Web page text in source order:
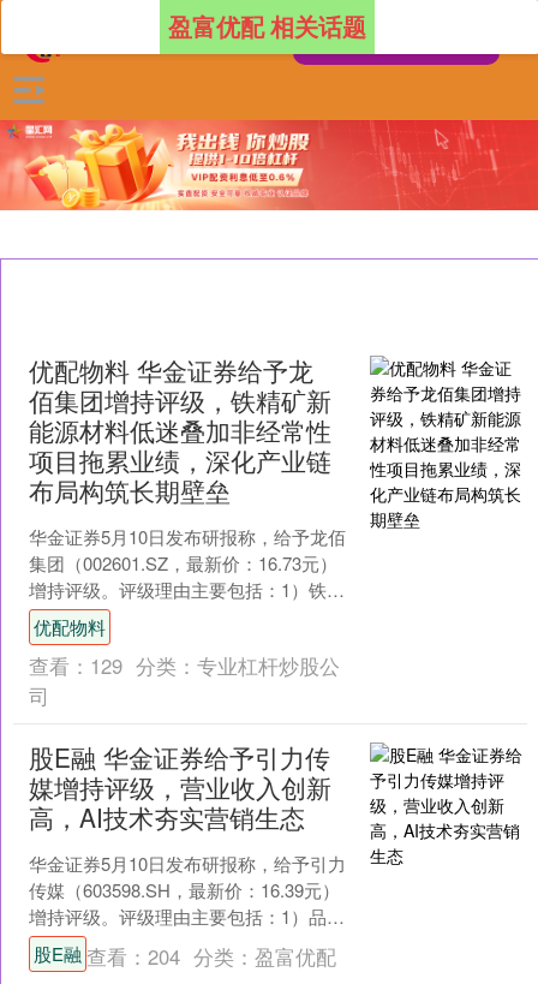
盈富优配 相关话题
优配物料 华金证券给予龙
佰集团增持评级，铁精矿新
能源材料低迷叠加非经常性
项目拖累业绩，深化产业链
布局构筑长期壁垒
华金证券5月10日发布研报称，给予龙佰
集团（002601.SZ，最新价：16.73元）
增持评级。评级理由主要包括：1）铁精
矿新能源材料景气低迷，回购财务费用
增加....
优配物料
查看： 129 分类： 专业杠杆炒股公
司
股E融 华金证券给予引力传
媒增持评级，营业收入创新
高，AI技术夯实营销生态
华金证券5月10日发布研报称，给予引力
传媒（603598.SH，最新价：16.39元）
增持评级。评级理由主要包括：1）品效
销数协同优势实现收入增长，出海业务
迎突....
股E融 查看： 204 分类： 盈富优配